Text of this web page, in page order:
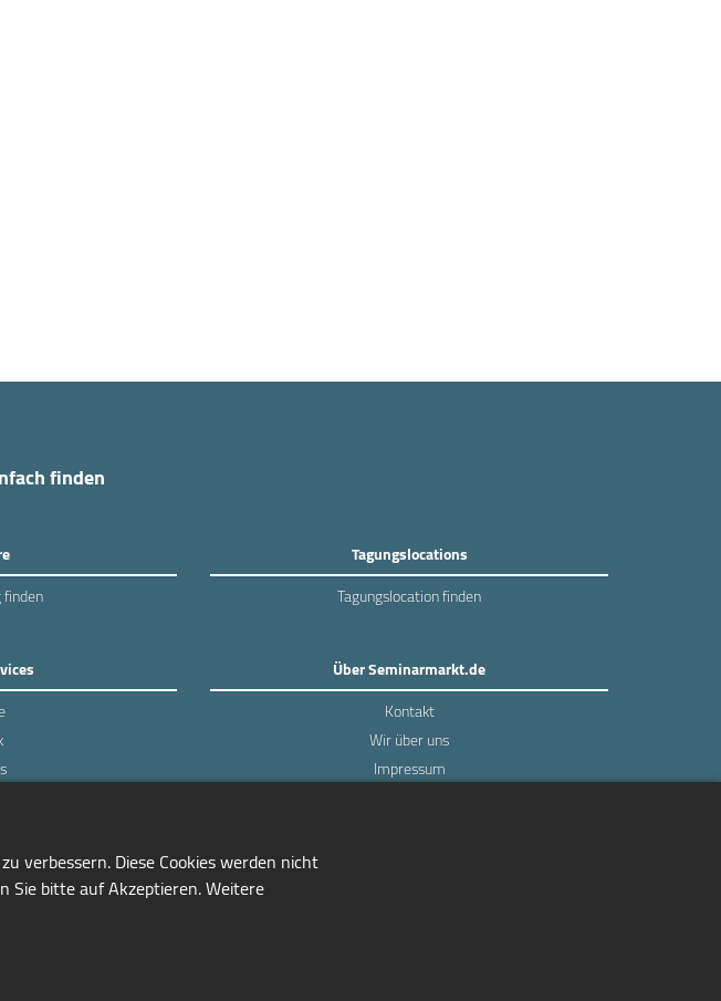
finden
Tagungslocations
Tagungslocation finden
Über Seminarmarkt.de
Kontakt
Wir über uns
Impressum
verbessern. Diese Cookies werden nicht
Sie bitte auf Akzeptieren. Weitere